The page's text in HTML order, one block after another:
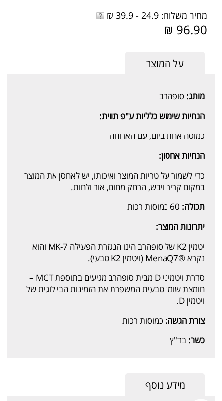
מחיר משלוח: 24.9 - 39.9 ₪
96.90 ₪
על המוצר
מותג: סופהרב
הנחיות שימוש כלליות ע"פ תווית:
כמוסה אחת ביום, עם הארוחה
הנחיות אחסון:
כדי לשמור על טריות המוצר ואיכותו, יש לאחסן את המוצר
במקום קריר ויבש, הרחק מחום, אור ולחות.
תכולה:
יתרונות המוצר:
יטמין K2 של סופהרב הינו הנגזרת הפעילה MK-7 והוא
נקרא ®MenaQ7 (ויטמין K2 טבעי).
סדרת ויטמיני D מבית סופהרב מגיעים בתוספת MCT –
חומצת שומן טבעית המשפרת את הזמינות הביולוגית של
ויטמין D.
צורת הגשה: כמוסות רכות
כשר: בד"ץ
מידע נוסף